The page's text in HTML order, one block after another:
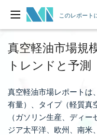
このレポート
真空軽油市場規
トレンドと予測
真空軽油市場レポートは
有量）、タイプ（軽質真
（ガソリン生産、ディ
ジア太平洋、欧州、南米